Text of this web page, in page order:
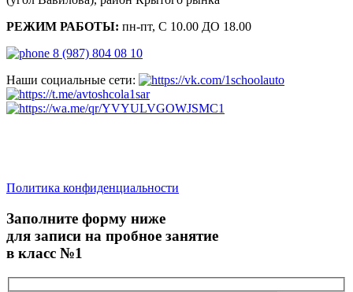
РЕЖИМ РАБОТЫ: пн-пт, С 10.00 ДО 18.00
8 (987) 804 08 10
Наши социальные сети:
Политика конфиденциальности
Заполните форму ниже
для записи на пробное занятие
в класс №1